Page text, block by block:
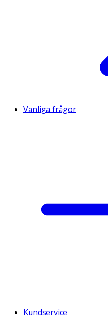
Vanliga frågor
Kundservice